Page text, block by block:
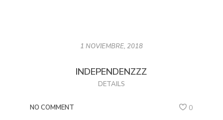
1 NOVIEMBRE, 2018
INDEPENDENZZZ
DETAILS
NO COMMENT 0